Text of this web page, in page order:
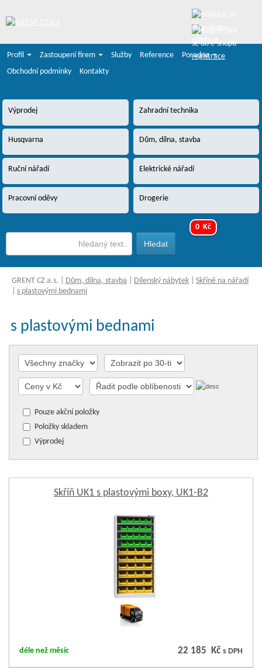
registrace
Profil
Zastoupení firem Služby Reference
Poradna
Obchodní podmínky
Kontakty
Výprodej Zahradní technika
Husqvarna Dům, dílna, stavba
Ruční nářadí Elektrické nářadí
Pracovní oděvy Drogerie
0 Kč
GRENT CZ a.s. Dům, dílna, stavba Dílenský nábytek
Skříně na nářadí
s plastovými bednami
s plastovými bednami
Pouze akční položky
Položky skladem
Výprodej
Skříň UK1 s plastovými boxy, UK1-B2
déle než měsíc 22 185 Kčs DPH